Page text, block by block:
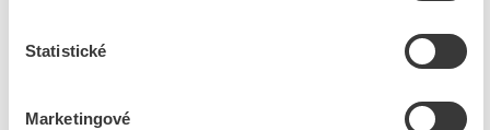
Statistické
Marketingové
Na dotaz